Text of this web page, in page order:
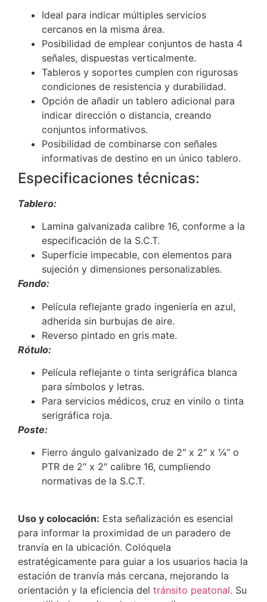
Ideal para indicar múltiples servicios
cercanos en la misma área.
Posibilidad de emplear conjuntos de hasta 4
señales, dispuestas verticalmente.
Tableros y soportes cumplen con rigurosas
condiciones de resistencia y durabilidad.
Opción de añadir un tablero adicional para
indicar dirección o distancia, creando
conjuntos informativos.
Posibilidad de combinarse con señales
informativas de destino en un único tablero.
Especificaciones técnicas:
Tablero:
Lamina galvanizada calibre 16, conforme a la
especificación de la S.C.T.
Superficie impecable, con elementos para
sujeción y dimensiones personalizables.
Fondo:
Película reflejante grado ingeniería en azul,
adherida sin burbujas de aire.
Reverso pintado en gris mate.
Rótulo:
Película reflejante o tinta serigráfica blanca
para símbolos y letras.
Para servicios médicos, cruz en vinilo o tinta
serigráfica roja.
Poste:
Fierro ángulo galvanizado de 2″ x 2″ x ¼” o
PTR de 2″ x 2″ calibre 16, cumpliendo
normativas de la S.C.T.
Uso y colocación: Esta señalización es esencial
para informar la proximidad de un paradero de
tranvía en la ubicación. Colóquela
estratégicamente para guiar a los usuarios hacia la
estación de tranvía más cercana, mejorando la
orientación y la eficiencia del tránsito peatonal. Su